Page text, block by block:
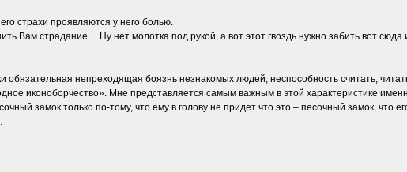
страхи проявляются у него болью.
Вам страдание… Ну нет молотка под рукой, а вот этот гвоздь нужно забить вот сюда
непреходящая боязнь незнакомых людей, неспособность считать,
иконоборчество». Мне представляется самым важным в этой характеристике
замок только по-тому, что ему в голову не придет что это – песочный замок, что